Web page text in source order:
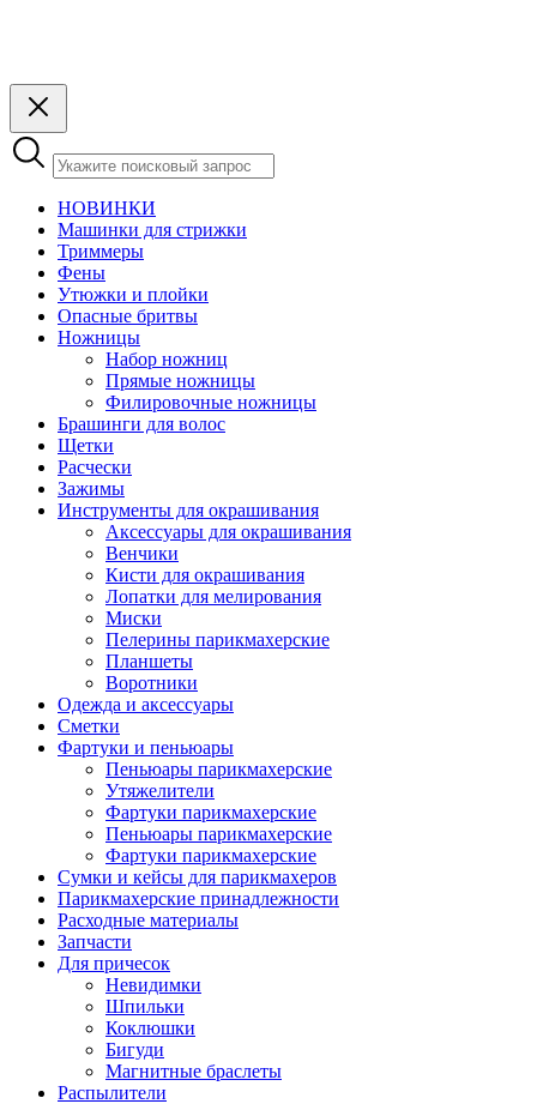
НОВИНКИ
Машинки для стрижки
Триммеры
Фены
Утюжки и плойки
Опасные бритвы
Ножницы
Набор ножниц
Прямые ножницы
Филировочные ножницы
Брашинги для волос
Щетки
Расчески
Зажимы
Инструменты для окрашивания
Аксессуары для окрашивания
Венчики
Кисти для окрашивания
Лопатки для мелирования
Миски
Пелерины парикмахерские
Планшеты
Воротники
Одежда и аксессуары
Сметки
Фартуки и пеньюары
Пеньюары парикмахерские
Утяжелители
Фартуки парикмахерские
Пеньюары парикмахерские
Фартуки парикмахерские
Сумки и кейсы для парикмахеров
Парикмахерские принадлежности
Расходные материалы
Запчасти
Для причесок
Невидимки
Шпильки
Коклюшки
Бигуди
Магнитные браслеты
Распылители